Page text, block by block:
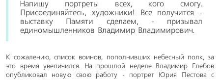
Напишу портреты всех, кого смогу.
Присоединяйтесь, художники! Все получится -
выставку Памяти сделаем, - призывал
единомышленников Владимир Владимирович.
К сожалению, список воинов, пополнивших небесный полк, за
это время увеличился. На прошлой неделе Владимир Глебов
опубликовал новую свою работу - портрет Юрия Пестова с